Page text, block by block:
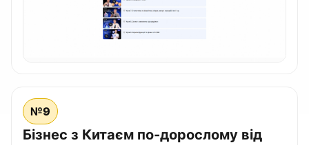
№9
Бізнес з Китаєм по-дорослому від